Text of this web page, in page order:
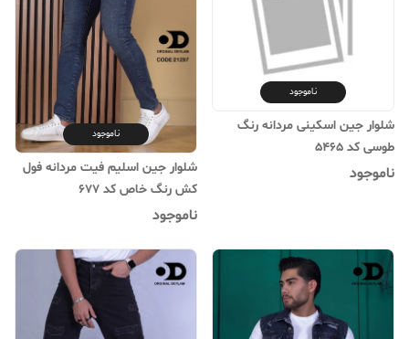
ناموجود
شلوار جین اسکینی مردانه رنگ
طوسی کد 5465
ناموجود
ناموجود
شلوار جین اسلیم فیت مردانه فول
کش رنگ خاص کد ۶۷۷
ناموجود